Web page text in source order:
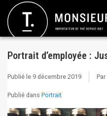
Portrait d’employée :
Publié le 9 décembre 2019
Publié dans Portrait